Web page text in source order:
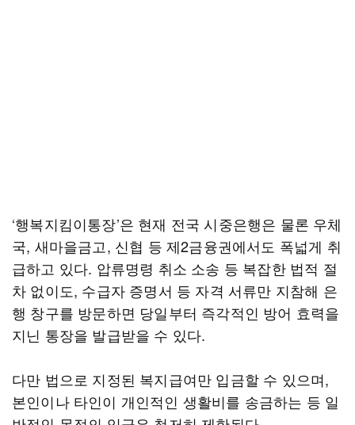
‘행복지킴이통장’은 현재 전국 시중은행은 물론 우체
국, 새마을금고, 신협 등 제2금융권에서도 폭넓게 취
급하고 있다. 압류명령 취소 소송 등 복잡한 법적 절
차 없이도, 수급자 증명서 등 자격 서류만 지참해 은
행 창구를 방문하면 당일부터 즉각적인 방어 효력을
지닌 통장을 발급받을 수 있다.
다만 법으로 지정된 복지급여만 입금할 수 있으며,
본인이나 타인이 개인적인 생활비를 송금하는 등 일